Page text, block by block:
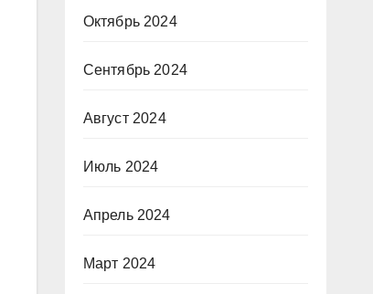
Октябрь 2024
Сентябрь 2024
Август 2024
Июль 2024
Апрель 2024
Март 2024